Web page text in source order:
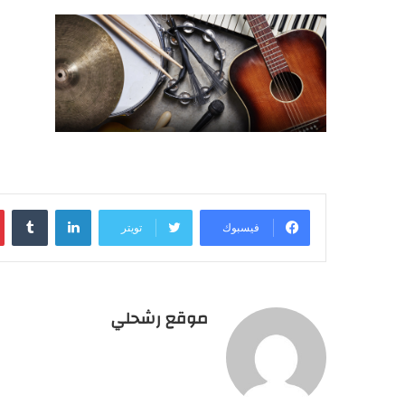
فيسبوك تويتر
لينكدإن
موقع رشحلي